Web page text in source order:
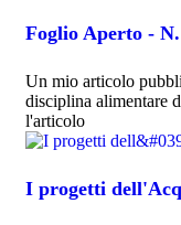
Foglio Aperto -
Un mio articolo
disciplina alimentare
l'articolo
I progetti